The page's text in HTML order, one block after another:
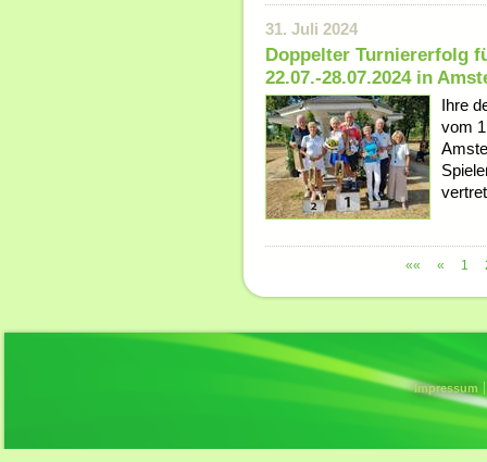
31. Juli 2024
Doppelter Turniererfolg
22.07.-28.07.2024 in
Ihre
vom
«« « 1
Impressum